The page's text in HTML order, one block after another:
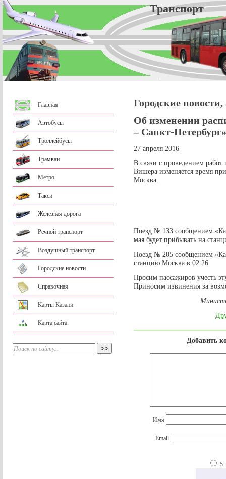
Главная
Автобусы
Троллейбусы
Трамваи
Метро
Такси
Железная дорога
Речной транспорт
Воздушный транспорт
Городские новости
Справочная
Карты Казани
Карта сайта
Городские
Об изменении
– Санкт-
27 апреля 2016
В связи с проведением
Вишера изменяется время
Москва.
Поезд № 133 сообщением
мая будет прибывать на
Поезд № 205 сообщением
станцию Москва в 02:26.
Просим пассажиров учесть
Приносим извинения за
Добавить
Имя
Email
5